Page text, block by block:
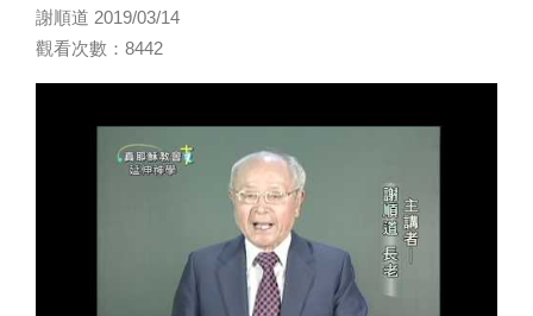
謝順道 2019/03/14
觀看次數：8442